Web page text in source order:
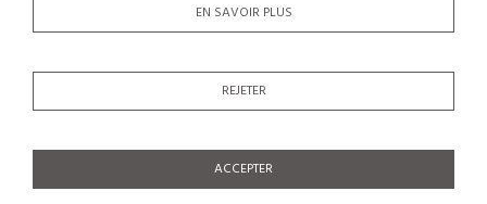
EN SAVOIR PLUS
REJETER
ACCEPTER
Paire de tabourets par Christian Durupt,
€1,200